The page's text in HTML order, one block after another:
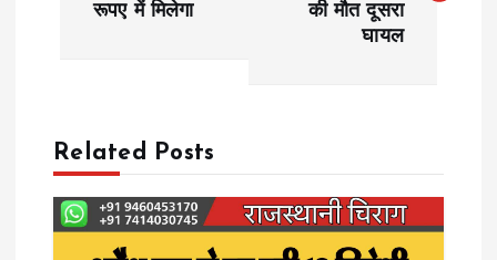
n
a
v
रूपए में मिलेगा
की मौत दूसरा
घायल
Related Posts